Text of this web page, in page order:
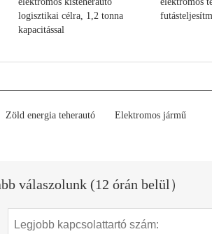
logisztikai célra, 1,2 tonna
kapacitással
Zöld energia teherautó
Elektromos jármű
válaszolunk (12 órán belül）